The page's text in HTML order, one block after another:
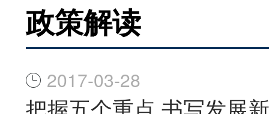
政策解读
2017-03-28
把握五个重点 书写发展